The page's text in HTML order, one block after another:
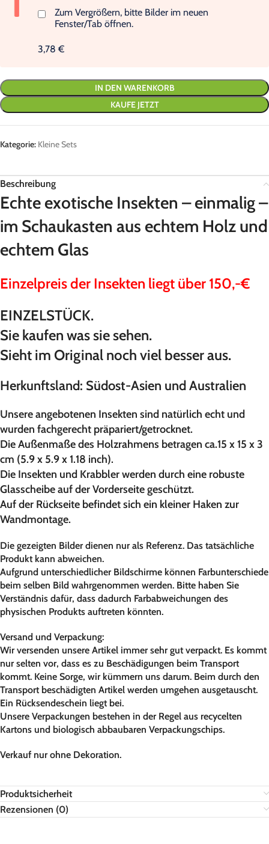
Zum Vergrößern, bitte Bilder im neuen
Fenster/Tab öffnen.
3,78 €
IN DEN WARENKORB
KAUFE JETZT
Kategorie: Kleine Sets
Beschreibung
Echte exotische Insekten – einmalig –
im Schaukasten aus echtem Holz und
echtem Glas
Einzelpreis der Insekten liegt über 150,-€
EINZELSTÜCK.
Sie kaufen was sie sehen.
Sieht im Original noch viel besser aus.
Herkunftsland: Südost-Asien und Australien
Unsere angebotenen Insekten sind natürlich echt und
wurden fachgerecht präpariert/getrocknet.
Die Außenmaße des Holzrahmens betragen ca.15 x 15 x 3
cm (5.9 x 5.9 x 1.18 inch).
Die Insekten und Krabbler werden durch eine robuste
Glasscheibe auf der Vorderseite geschützt.
Auf der Rückseite befindet sich ein kleiner Haken zur
Wandmontage.
Die gezeigten Bilder dienen nur als Referenz. Das tatsächliche
Produkt kann abweichen.
Aufgrund unterschiedlicher Bildschirme können Farbunterschiede
beim selben Bild wahrgenommen werden. Bitte haben Sie
Verständnis dafür, dass dadurch Farbabweichungen des
physischen Produkts auftreten könnten.
Versand und Verpackung:
Wir versenden unsere Artikel immer sehr gut verpackt. Es kommt
nur selten vor, dass es zu Beschädigungen beim Transport
kommt. Keine Sorge, wir kümmern uns darum. Beim durch den
Transport beschädigten Artikel werden umgehen ausgetauscht.
Ein Rücksendeschein liegt bei.
Unsere Verpackungen bestehen in der Regel aus recycelten
Kartons und biologisch abbaubaren Verpackungschips.
Verkauf nur ohne Dekoration.
Produktsicherheit
Rezensionen (0)